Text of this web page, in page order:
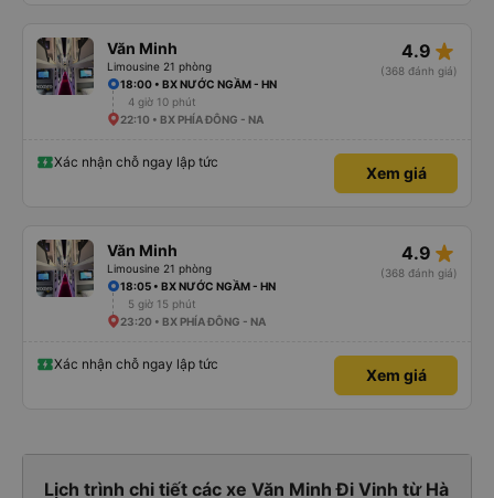
Văn Minh
Limousine 21 phòng
4.9 star_rate
(368 đánh giá)
18:00 • BX NƯỚC NGẦM - HN
4 giờ 10 phút
22:10 • BX PHÍA ĐÔNG - NA
Xác nhận chỗ ngay lập tức
Xem giá
Văn Minh
Limousine 21 phòng
4.9 star_rate
(368 đánh giá)
18:05 • BX NƯỚC NGẦM - HN
5 giờ 15 phút
23:20 • BX PHÍA ĐÔNG - NA
Xác nhận chỗ ngay lập tức
Xem giá
Lịch trình chi tiết các xe Văn Minh Đi Vinh từ Hà